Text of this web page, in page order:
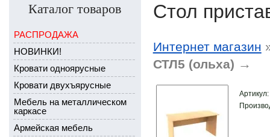
Каталог товаров
РАСПРОДАЖА
НОВИНКИ!
Кровати одноярусные
Кровати двухъярусные
Мебель на металлическом
каркасе
Армейская мебель
Стол
Интернет магазин
СТЛ5 (ольха) →
Артикул: